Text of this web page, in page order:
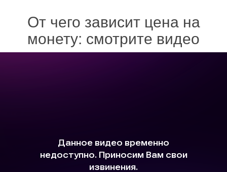
От чего зависит цена на
монету: смотрите видео